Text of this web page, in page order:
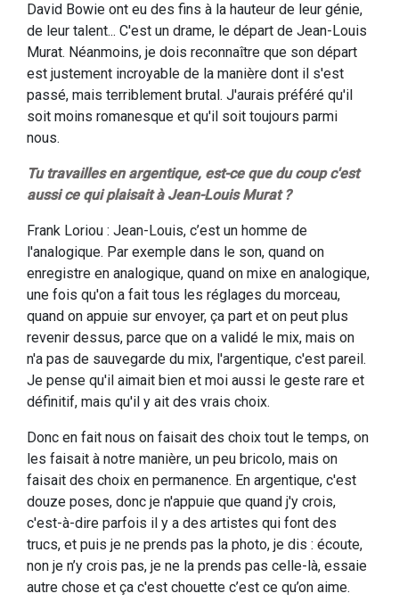
David Bowie ont eu des fins à la hauteur de leur génie,
de leur talent... C'est un drame, le départ de Jean-Louis
Murat. Néanmoins, je dois reconnaître que son départ
est justement incroyable de la manière dont il s'est
passé, mais terriblement brutal. J'aurais préféré qu'il
soit moins romanesque et qu'il soit toujours parmi
nous.
Tu travailles en argentique, est-ce que du coup c'est
aussi ce qui plaisait à Jean-Louis Murat ?
Frank Loriou : Jean-Louis, c’est un homme de
l'analogique. Par exemple dans le son, quand on
enregistre en analogique, quand on mixe en analogique,
une fois qu'on a fait tous les réglages du morceau,
quand on appuie sur envoyer, ça part et on peut plus
revenir dessus, parce que on a validé le mix, mais on
n'a pas de sauvegarde du mix, l'argentique, c'est pareil.
Je pense qu'il aimait bien et moi aussi le geste rare et
définitif, mais qu'il y ait des vrais choix.
Donc en fait nous on faisait des choix tout le temps, on
les faisait à notre manière, un peu bricolo, mais on
faisait des choix en permanence. En argentique, c'est
douze poses, donc je n'appuie que quand j'y crois,
c'est-à-dire parfois il y a des artistes qui font des
trucs, et puis je ne prends pas la photo, je dis : écoute,
non je n’y crois pas, je ne la prends pas celle-là, essaie
autre chose et ça c'est chouette c’est ce qu’on aime.